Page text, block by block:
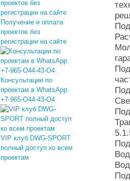
Получение и оплата
проектов без
регистрации на сайте
Консультации по
проектам в WhatsApp
+7-965-O44-43-O4
VIP клуб DWG-SPORT
полный доступ ко всем
проектам